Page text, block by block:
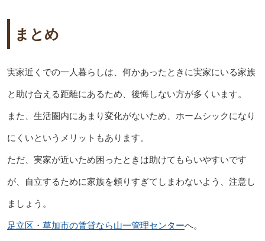
まとめ
実家近くでの一人暮らしは、何かあったときに実家にいる家族
と助け合える距離にあるため、後悔しない方が多くいます。
また、生活圏内にあまり変化がないため、ホームシックになり
にくいというメリットもあります。
ただ、実家が近いため困ったときは助けてもらいやすいです
が、自立するために家族を頼りすぎてしまわないよう、注意し
ましょう。
足立区・草加市の賃貸なら山一管理センターへ。